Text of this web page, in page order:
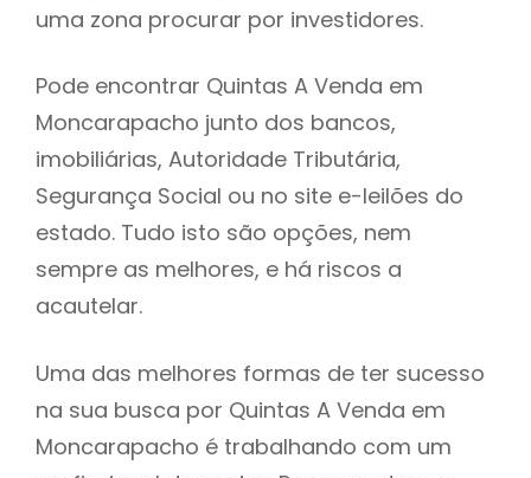
uma zona procurar por investidores.
Pode encontrar Quintas A Venda em
Moncarapacho junto dos bancos,
imobiliárias, Autoridade Tributária,
Segurança Social ou no site e-leilões do
estado. Tudo isto são opções, nem
sempre as melhores, e há riscos a
acautelar.
Uma das melhores formas de ter sucesso
na sua busca por Quintas A Venda em
Moncarapacho é trabalhando com um